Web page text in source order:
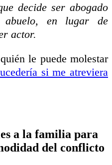
decide ser abogado
en lugar de
actor.
le puede molestar
si me atreviera
a la familia para
del conflicto